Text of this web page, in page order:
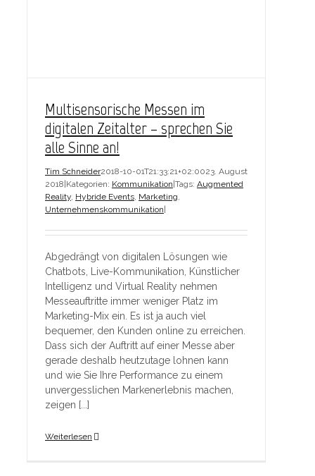
Multisensorische Messen im
digitalen Zeitalter – sprechen Sie
alle Sinne an!
Tim Schneider2018-10-01T21:33:21+02:0023. August
2018 Kategorien: Kommunikation Tags: Augmented
Reality, Hybride Events, Marketing,
Unternehmenskommunikation
Abgedrängt von digitalen Lösungen wie
Chatbots, Live-Kommunikation, Künstlicher
Intelligenz und Virtual Reality nehmen
Messeauftritte immer weniger Platz im
Marketing-Mix ein. Es ist ja auch viel
bequemer, den Kunden online zu erreichen.
Dass sich der Auftritt auf einer Messe aber
gerade deshalb heutzutage lohnen kann
und wie Sie Ihre Performance zu einem
unvergesslichen Markenerlebnis machen,
zeigen [...]
Weiterlesen